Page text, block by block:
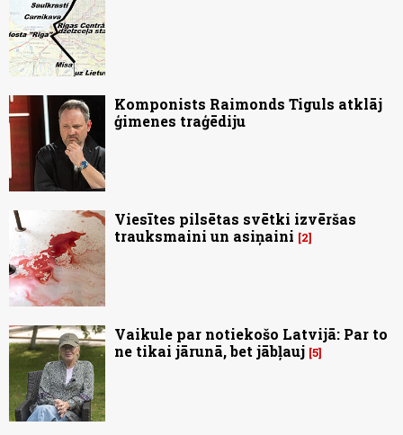
Komponists Raimonds Tiguls atklāj
ģimenes traģēdiju
Viesītes pilsētas svētki izvēršas
trauksmaini un asiņaini
2
Vaikule par notiekošo Latvijā: Par to
ne tikai jārunā, bet jābļauj 5